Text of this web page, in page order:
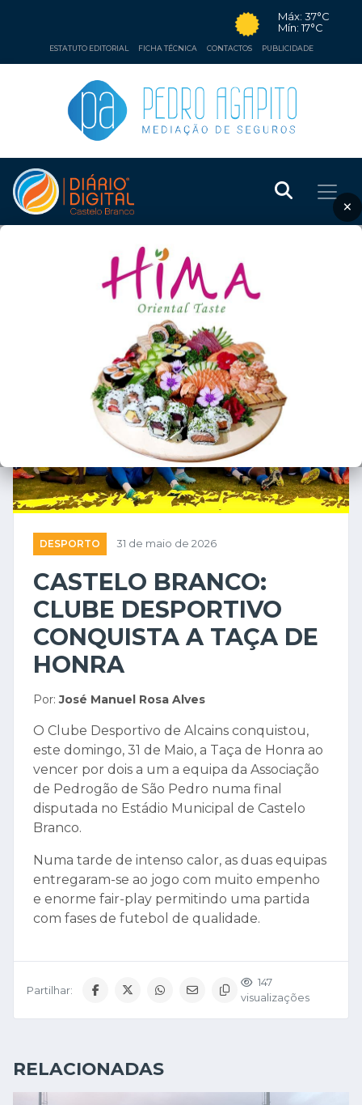
Máx: 37°C
Mín: 17°C
ESTATUTO EDITORIAL FICHA TÉCNICA CONTACTOS PUBLICIDADE
×
DESPORTO 31 de maio de 2026
CASTELO BRANCO:
CLUBE DESPORTIVO
CONQUISTA A TAÇA DE
HONRA
Por:José Manuel Rosa Alves
O Clube Desportivo de Alcains conquistou,
este domingo, 31 de Maio, a Taça de Honra ao
vencer por dois a um a equipa da Associação
de Pedrogão de São Pedro numa final
disputada no Estádio Municipal de Castelo
Branco.
Numa tarde de intenso calor, as duas equipas
entregaram-se ao jogo com muito empenho
e enorme fair-play permitindo uma partida
com fases de futebol de qualidade.
Partilhar:
147
visualizações
RELACIONADAS